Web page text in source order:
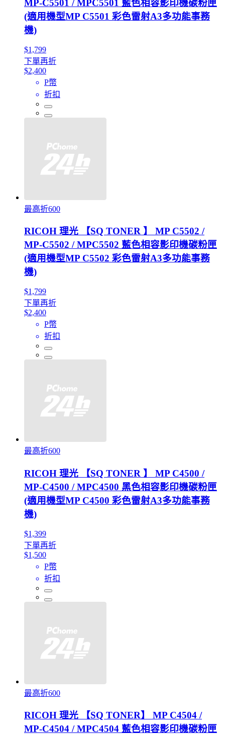
MP-C5501 / MPC5501 藍色相容影印機碳粉匣
(適用機型MP C5501 彩色雷射A3多功能事務
機)
$1,799
下單再折
$2,400
P幣
折扣
最高折600
RICOH 理光 【SQ TONER 】 MP C5502 /
MP-C5502 / MPC5502 藍色相容影印機碳粉匣
(適用機型MP C5502 彩色雷射A3多功能事務
機)
$1,799
下單再折
$2,400
P幣
折扣
最高折600
RICOH 理光 【SQ TONER 】 MP C4500 /
MP-C4500 / MPC4500 黑色相容影印機碳粉匣
(適用機型MP C4500 彩色雷射A3多功能事務
機)
$1,399
下單再折
$1,500
P幣
折扣
最高折600
RICOH 理光 【SQ TONER】 MP C4504 /
MP-C4504 / MPC4504 藍色相容影印機碳粉匣